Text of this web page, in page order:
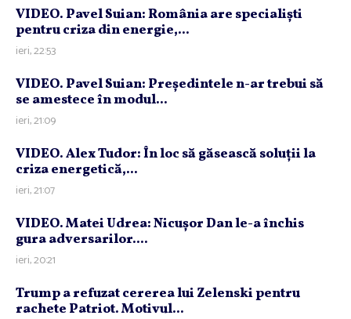
VIDEO. Pavel Suian: România are specialişti
pentru criza din energie,...
ieri, 22:53
VIDEO. Pavel Suian: Preşedintele n-ar trebui să
se amestece în modul...
ieri, 21:09
VIDEO. Alex Tudor: În loc să găsească soluţii la
criza energetică,...
ieri, 21:07
VIDEO. Matei Udrea: Nicuşor Dan le-a închis
gura adversarilor....
ieri, 20:21
Trump a refuzat cererea lui Zelenski pentru
rachete Patriot. Motivul...